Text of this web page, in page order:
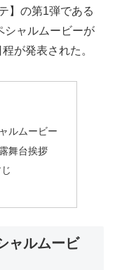
】の第1弾である
シャルムービーが
が発表された。
ルムービー
舞台挨拶
ャルムービ